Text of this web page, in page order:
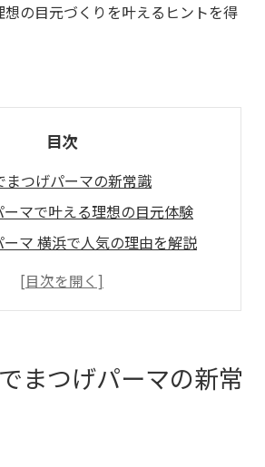
の目元づくりを叶えるヒントを得
目次
まつげパーマの新常識
ーマで叶える理想の目元体験
ーマ 横浜で人気の理由を解説
げパーマの魅力と選び方ポイント
悩みも上下パーマで解決
改善に効果的なまつげパーマ
まつげパーマの新常